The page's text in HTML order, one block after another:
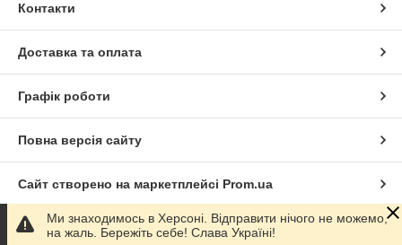
Контакти
Доставка та оплата
Графік роботи
Повна версія сайту
Сайт створено на маркетплейсі Prom.ua
Політика конфіденційності
Ми знаходимось в Херсоні. Відправити нічого не можемо,
на жаль. Бережіть себе! Слава Україні!